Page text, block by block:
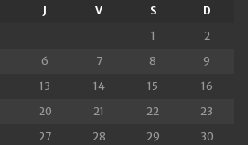
J V S
D
1
2
6 7 8
9
13 14 15
16
20 21 22
23
27 28 29
30